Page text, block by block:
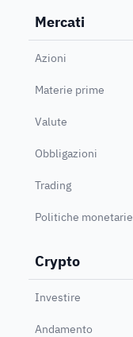
Mercati
Azioni
Materie prime
Valute
Obbligazioni
Trading
Politiche monetarie
Crypto
Investire
Andamento